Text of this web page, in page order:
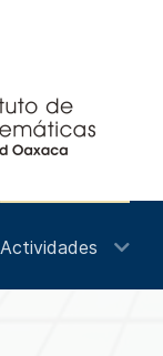
Actividades